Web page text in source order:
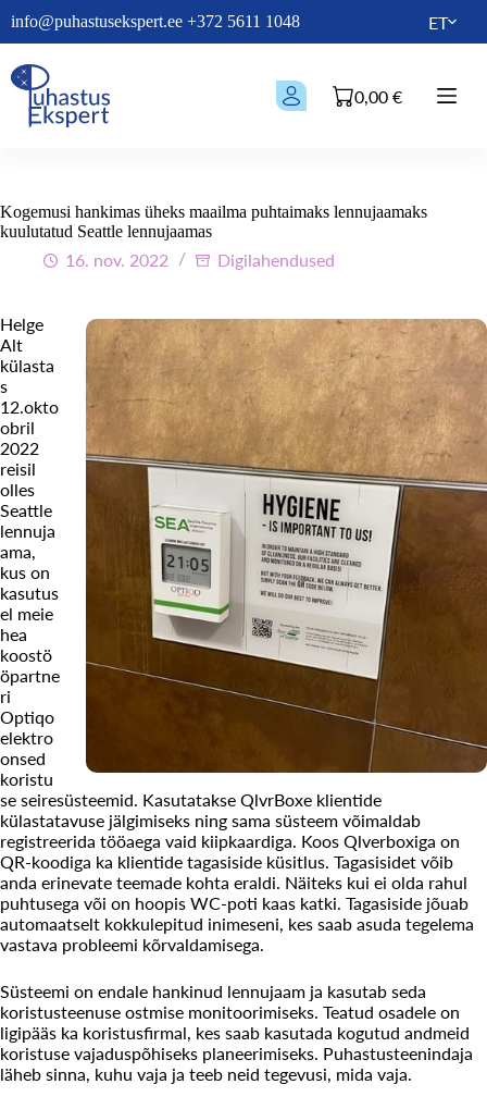
to
content
info@puhastusekspert.ee +372 5611 1048 ET
Ostukorv
0,00€
Kogemusi hankimas üheks maailma puhtaimaks lennujaamaks
kuulutatud Seattle lennujaamas
16. nov. 2022 Digilahendused
Helge
Alt
külasta
s
12.okto
obril
2022
reisil
olles
Seattle
lennuja
ama,
kus on
kasutus
el meie
hea
koostö
öpartne
ri
Optiqo
elektro
onsed
koristu
se seiresüsteemid. Kasutatakse QlvrBoxe klientide
külastatavuse jälgimiseks ning sama süsteem võimaldab
registreerida tööaega vaid kiipkaardiga. Koos Qlverboxiga on
QR-koodiga ka klientide tagasiside küsitlus. Tagasisidet võib
anda erinevate teemade kohta eraldi. Näiteks kui ei olda rahul
puhtusega või on hoopis WC-poti kaas katki. Tagasiside jõuab
automaatselt kokkulepitud inimeseni, kes saab asuda tegelema
vastava probleemi kõrvaldamisega.
Süsteemi on endale hankinud lennujaam ja kasutab seda
koristusteenuse ostmise monitoorimiseks. Teatud osadele on
ligipääs ka koristusfirmal, kes saab kasutada kogutud andmeid
koristuse vajaduspõhiseks planeerimiseks. Puhastusteenindaja
läheb sinna, kuhu vaja ja teeb neid tegevusi, mida vaja.